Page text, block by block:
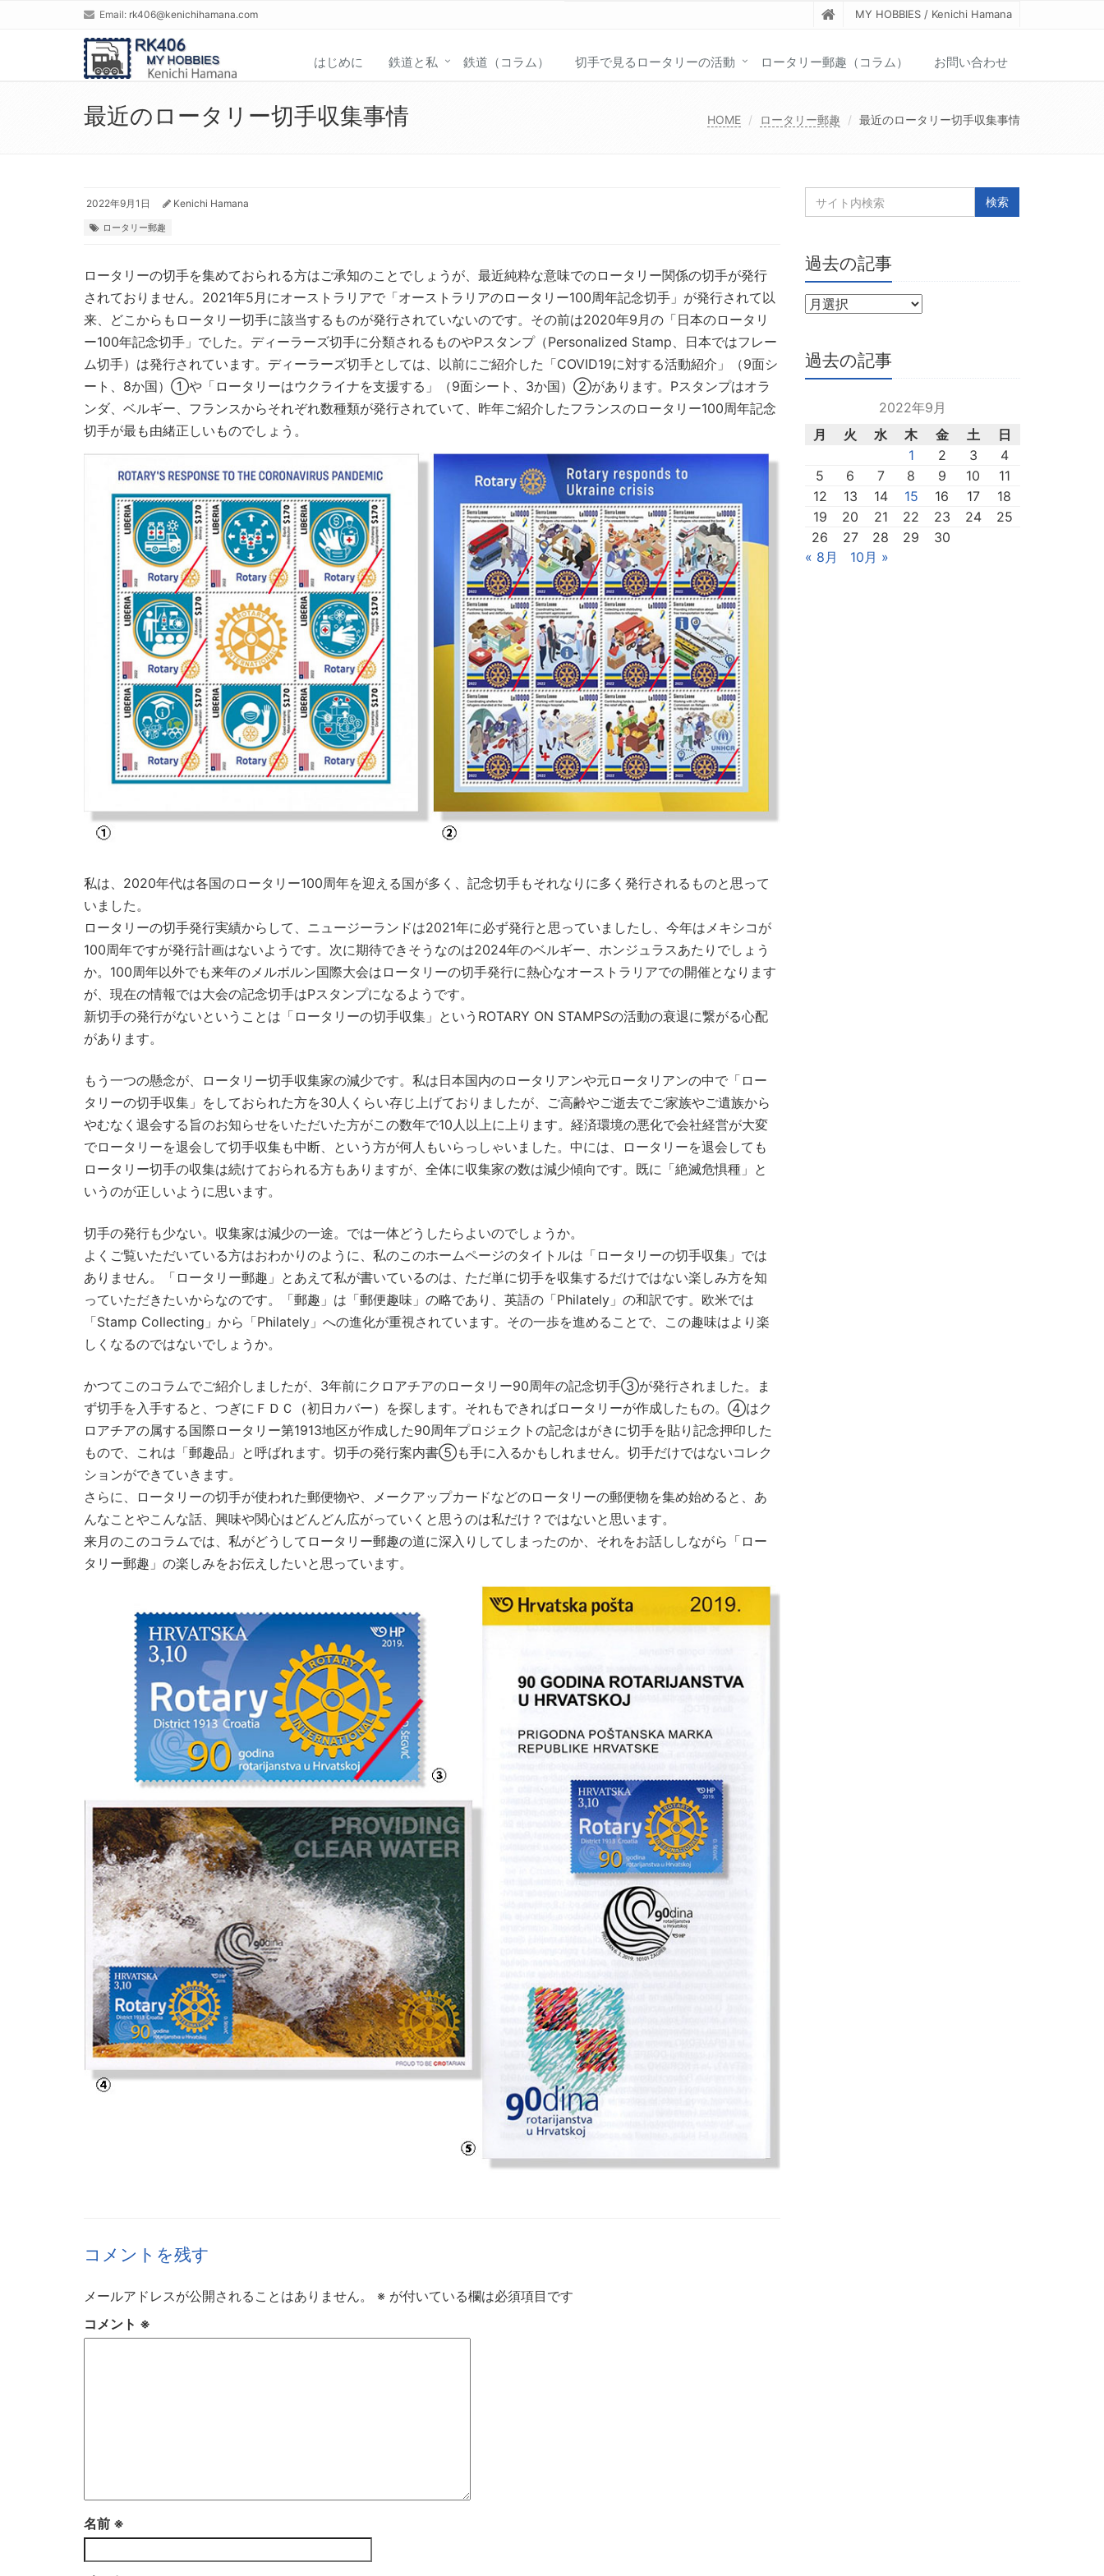
Email: rk406@kenichihamana.com MY HOBBIES / Kenichi Hamana
はじめに 鉄道と私 鉄道（コラム） 切手で見るロータリーの活動 ロータリー郵趣（コラム） お問い合わせ
最近のロータリー切手収集事情 HOME ロータリー郵趣 最近のロータリー切手収集事情
2022年9月1日 Kenichi Hamana
ロータリー郵趣
ロータリーの切手を集めておられる方はご承知のことでしょうが、最近純粋な意味でのロータリー関係の切手が発行
されておりません。2021年5月にオーストラリアで「オーストラリアのロータリー100周年記念切手」が発行されて以
来、どこからもロータリー切手に該当するものが発行されていないのです。その前は2020年9月の「日本のロータリ
ー100年記念切手」でした。ディーラーズ切手に分類されるものやPスタンプ（Personalized Stamp、日本ではフレー
ム切手）は発行されています。ディーラーズ切手としては、以前にご紹介した「COVID19に対する活動紹介」（9面シ
ート、8か国）①や「ロータリーはウクライナを支援する」（9面シート、3か国）②があります。Pスタンプはオラ
ンダ、ベルギー、フランスからそれぞれ数種類が発行されていて、昨年ご紹介したフランスのロータリー100周年記念
切手が最も由緒正しいものでしょう。
私は、2020年代は各国のロータリー100周年を迎える国が多く、記念切手もそれなりに多く発行されるものと思って
いました。
ロータリーの切手発行実績からして、ニュージーランドは2021年に必ず発行と思っていましたし、今年はメキシコが
100周年ですが発行計画はないようです。次に期待できそうなのは2024年のベルギー、ホンジュラスあたりでしょう
か。100周年以外でも来年のメルボルン国際大会はロータリーの切手発行に熱心なオーストラリアでの開催となります
が、現在の情報では大会の記念切手はPスタンプになるようです。
新切手の発行がないということは「ロータリーの切手収集」というROTARY ON STAMPSの活動の衰退に繋がる心配
があります。
もう一つの懸念が、ロータリー切手収集家の減少です。私は日本国内のロータリアンや元ロータリアンの中で「ロー
タリーの切手収集」をしておられた方を30人くらい存じ上げておりましたが、ご高齢やご逝去でご家族やご遺族から
やむなく退会する旨のお知らせをいただいた方がこの数年で10人以上に上ります。経済環境の悪化で会社経営が大変
でロータリーを退会して切手収集も中断、という方が何人もいらっしゃいました。中には、ロータリーを退会しても
ロータリー切手の収集は続けておられる方もありますが、全体に収集家の数は減少傾向です。既に「絶滅危惧種」と
いうのが正しいように思います。
切手の発行も少ない。収集家は減少の一途。では一体どうしたらよいのでしょうか。
よくご覧いただいている方はおわかりのように、私のこのホームページのタイトルは「ロータリーの切手収集」では
ありません。「ロータリー郵趣」とあえて私が書いているのは、ただ単に切手を収集するだけではない楽しみ方を知
っていただきたいからなのです。「郵趣」は「郵便趣味」の略であり、英語の「Philately」の和訳です。欧米では
「Stamp Collecting」から「Philately」への進化が重視されています。その一歩を進めることで、この趣味はより楽
しくなるのではないでしょうか。
かつてこのコラムでご紹介しましたが、3年前にクロアチアのロータリー90周年の記念切手③が発行されました。ま
ず切手を入手すると、つぎにＦＤＣ（初日カバー）を探します。それもできればロータリーが作成したもの。④はク
ロアチアの属する国際ロータリー第1913地区が作成した90周年プロジェクトの記念はがきに切手を貼り記念押印した
もので、これは「郵趣品」と呼ばれます。切手の発行案内書⑤も手に入るかもしれません。切手だけではないコレク
ションができていきます。
さらに、ロータリーの切手が使われた郵便物や、メークアップカードなどのロータリーの郵便物を集め始めると、あ
んなことやこんな話、興味や関心はどんどん広がっていくと思うのは私だけ？ではないと思います。
来月のこのコラムでは、私がどうしてロータリー郵趣の道に深入りしてしまったのか、それをお話ししながら「ロー
タリー郵趣」の楽しみをお伝えしたいと思っています。
コメントを残す
メールアドレスが公開されることはありません。 ※ が付いている欄は必須項目です
コメント ※
名前 ※
過去の記事
過去の記事
2022年9月
月
火 水 木 金 土
日
1
2 3
4
5
6 7 8 9 10
11
12
13 14 15 16 17
18
19
20 21 22 23 24
25
26
27 28 29
30
« 8月
10月 »